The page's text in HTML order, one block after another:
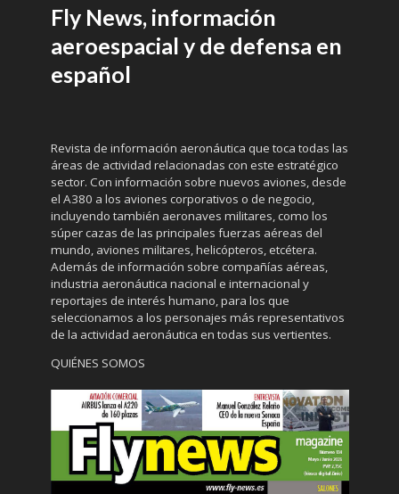
Fly News, información
aeroespacial y de defensa en
español
Revista de información aeronáutica que toca todas las
áreas de actividad relacionadas con este estratégico
sector. Con información sobre nuevos aviones, desde
el A380 a los aviones corporativos o de negocio,
incluyendo también aeronaves militares, como los
súper cazas de las principales fuerzas aéreas del
mundo, aviones militares, helicópteros, etcétera.
Además de información sobre compañías aéreas,
industria aeronáutica nacional e internacional y
reportajes de interés humano, para los que
seleccionamos a los personajes más representativos
de la actividad aeronáutica en todas sus vertientes.
QUIÉNES SOMOS